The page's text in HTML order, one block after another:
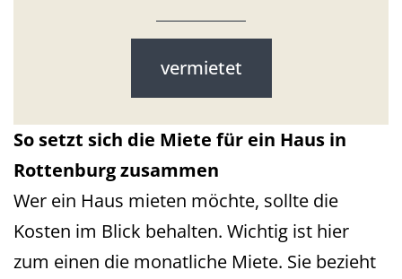
vermietet
So setzt sich die Miete für ein Haus in
Rottenburg zusammen
Wer ein Haus mieten möchte, sollte die
Kosten im Blick behalten. Wichtig ist hier
zum einen die monatliche Miete. Sie bezieht